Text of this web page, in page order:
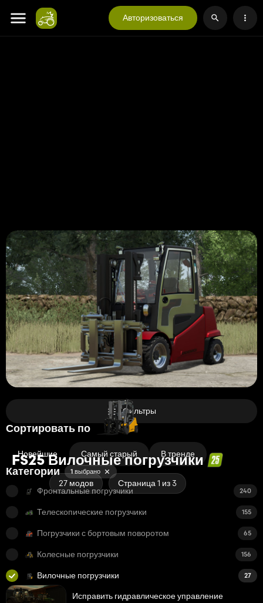
Авторизоваться
FS25 Вилочные погрузчики
27 модов Страница 1 из 3
Фильтры
Сортировать по
Новейшие Самый старый В тренде
Категории 1 выбрано
Фронтальные погрузчики 240
Телескопические погрузчики 155
Погрузчики с бортовым поворотом 65
Колесные погрузчики 156
Вилочные погрузчики 27
Исправить гидравлическое управление